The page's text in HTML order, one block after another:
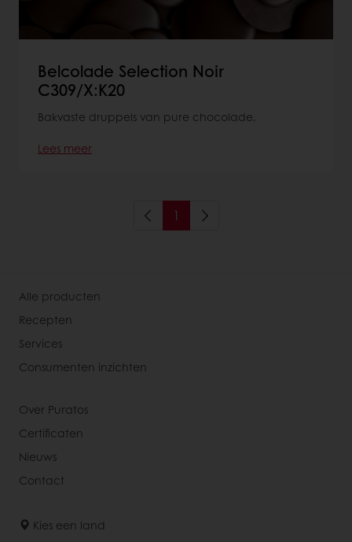
Belcolade Selection Noir
C309/X:K20
Bakvaste druppels van pure chocolade.
Lees meer
1
Alle producten
Recepten
Services
Consumenten inzichten
Over Puratos
Certificaten
Nieuws
Contact
Kies een land